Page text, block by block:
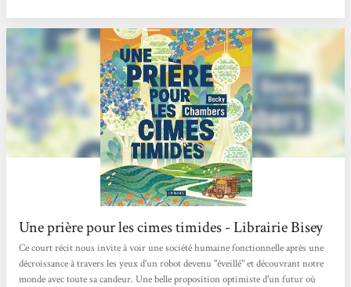
Une prière pour les cimes timides - Librairie Bisey
Ce court récit nous invite à voir une société humaine fonctionnelle après une
décroissance à travers les yeux d'un robot devenu "éveillé" et découvrant notre
monde avec toute sa candeur. Une belle proposition optimiste d'un futur où